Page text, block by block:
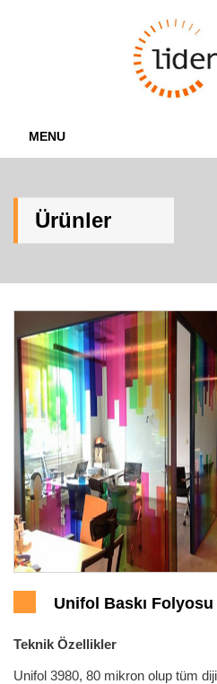
MENU
Ürünler
Unifol Baskı Folyosu
Teknik Özellikler
Unifol 3980, 80 mikron olup tüm